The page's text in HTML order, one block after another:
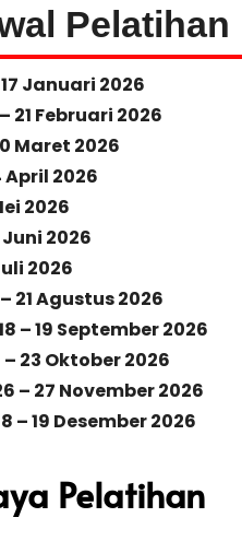
Pelatihan
Januari 2026
21 Februari 2026
Maret 2026
April 2026
2026
Juni 2026
2026
21 Agustus 2026
– 19 September 2026
23 Oktober 2026
– 27 November 2026
– 19 Desember 2026
Pelatihan